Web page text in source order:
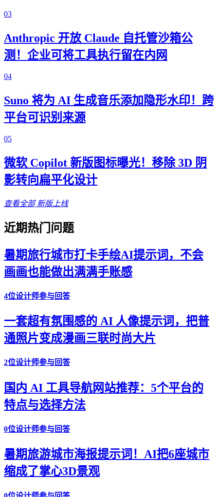
03
Anthropic 开放 Claude 自托管沙箱公
测！企业可将工具执行留在内网
04
Suno 将为 AI 生成音乐添加隐形水印！跨
平台可识别来源
05
微软 Copilot 新版图标曝光！移除 3D 阴
影转向扁平化设计
查看全部 新版上线
近期热门问题
暑期旅行城市打卡手绘AI提示词，不会
画画也能做出满满手账感
4位设计师参与回答
一套超有氛围感的 AI 人像提示词，把普
通照片变成漫画三联时尚大片
2位设计师参与回答
国内 AI 工具导航网站推荐：5个平台的
特点与选择方法
0位设计师参与回答
暑期旅游城市海报提示词！AI把6座城市
缩成了掌心3D景观